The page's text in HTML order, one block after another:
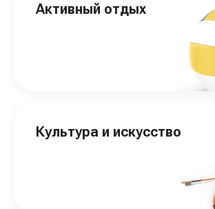
Активный отдых
Культура и искусство